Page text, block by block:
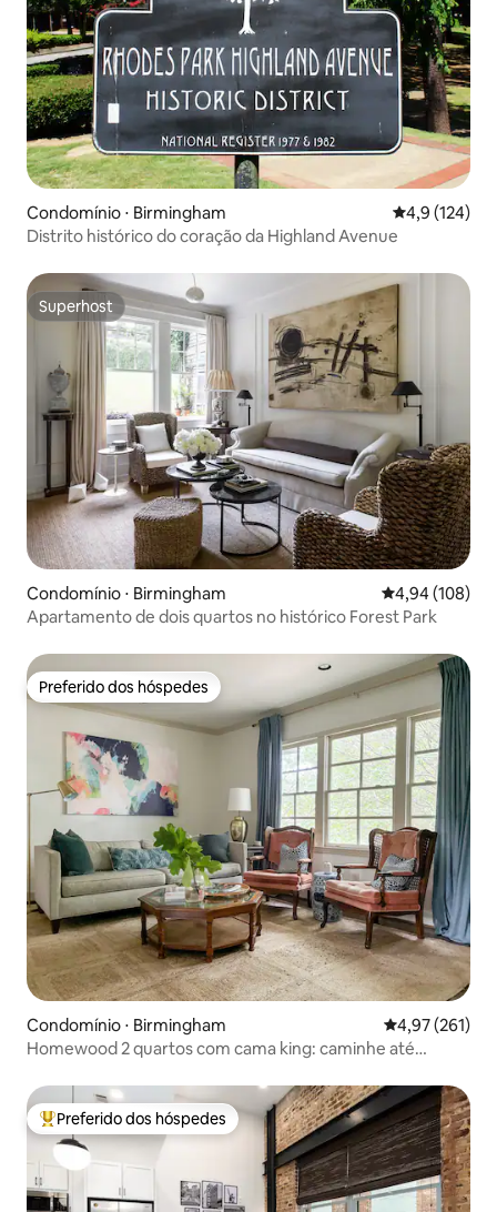
Condomínio ⋅ Birmingham 4,9 de uma
4,9 (124)
Distrito histórico do coração da Highland Avenue
Superhost
Superhost
Condomínio ⋅ Birmingham 4,94 de uma
4,94 (108)
Apartamento de dois quartos no histórico Forest Park
Preferido dos hóspedes
Preferido dos hóspedes
Condomínio ⋅ Birmingham 4,97 de uma
4,97 (261)
Homewood 2 quartos com cama king: caminhe até
Entre os melhores preferidos dos hóspedes
Preferido dos hóspedes